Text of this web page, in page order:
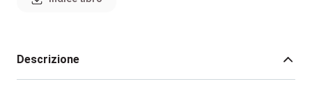
Descrizione